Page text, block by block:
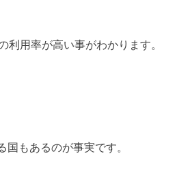
用率が高い事がわかります。
もあるのが事実です。